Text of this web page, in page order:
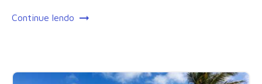
Continue lendo